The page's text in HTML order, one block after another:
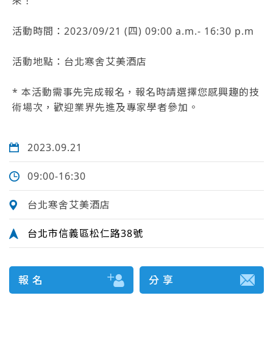
活動時間：2023/09/21 (四) 09:00 a.m.- 16:30 p.m
活動地點：台北寒舍艾美酒店
* 本活動需事先完成報名，報名時請選擇您感興趣的技
術場次，歡迎業界先進及專家學者參加。
2023.09.21
09:00-16:30
台北寒舍艾美酒店
台北市信義區松仁路38號
報 名 分 享